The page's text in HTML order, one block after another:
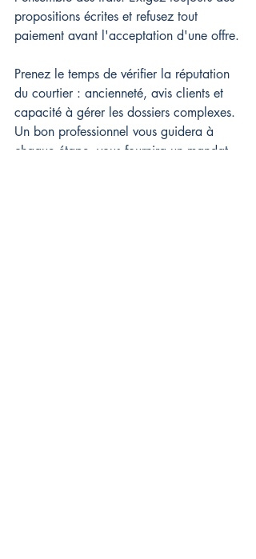
propositions écrites et refusez tout
paiement avant l'acceptation d'une offre.
Prenez le temps de vérifier la réputation
du courtier : ancienneté, avis clients et
capacité à gérer les dossiers complexes.
Un bon professionnel vous guidera à
chaque étape, vous fournira un mandat